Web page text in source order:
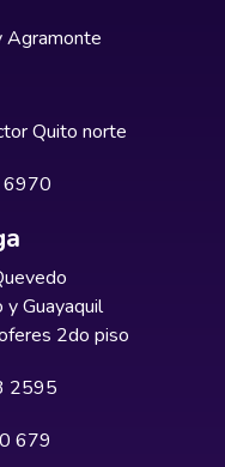
Agramonte
Quito norte
Guayaquil
2do piso
2595
679